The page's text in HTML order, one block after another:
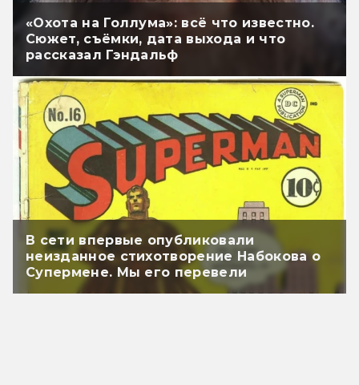
«Охота на Голлума»: всё что известно.
Сюжет, съёмки, дата выхода и что
рассказал Гэндальф
В сети впервые опубликовали
неизданное стихотворение Набокова о
Супермене. Мы его перевели